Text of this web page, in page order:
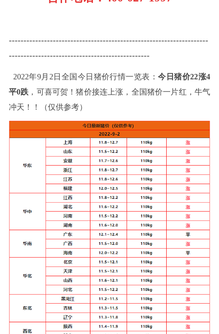
--------------------------------------------------------------------
------------------------------------------------
2022年9月2日全国今日猪价行情一览表：今日猪价22涨4
平0跌 ，可喜可贺！猪价接连上涨，全国猪价一片红，牛气
冲天！！（仅供参考）